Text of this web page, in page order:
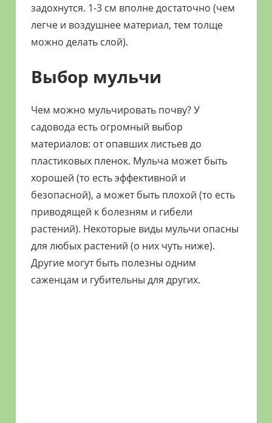
задохнутся. 1-3 см вполне достаточно (чем
легче и воздушнее материал, тем толще
можно делать слой).
Выбор мульчи
Чем можно мульчировать почву? У
садовода есть огромный выбор
материалов: от опавших листьев до
пластиковых пленок. Мульча может быть
хорошей (то есть эффективной и
безопасной), а может быть плохой (то есть
приводящей к болезням и гибели
растений). Некоторые виды мульчи опасны
для любых растений (о них чуть ниже).
Другие могут быть полезны одним
саженцам и губительны для других.